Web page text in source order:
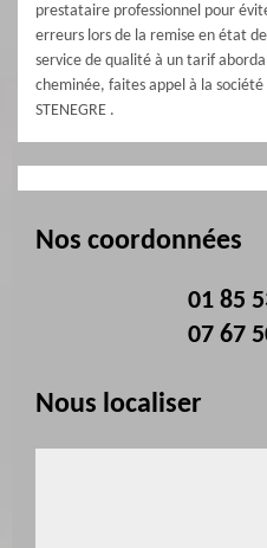
prestataire professionnel pour
erreurs lors de la remise en état
service de qualité à un tarif
cheminée, faites appel à la
STENEGRE .
Nos coordonnées
01 85
07 67
Nous localiser